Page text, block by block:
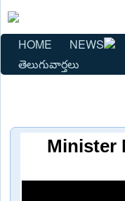
HOME NEWS
తెలుగువార్తలు
Minister